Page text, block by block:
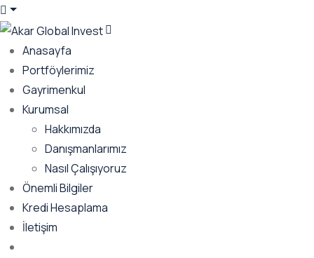
Anasayfa
Portföylerimiz
Gayrimenkul
Kurumsal
Hakkımızda
Danışmanlarımız
Nasıl Çalışıyoruz
Önemli Bilgiler
Kredi Hesaplama
İletişim